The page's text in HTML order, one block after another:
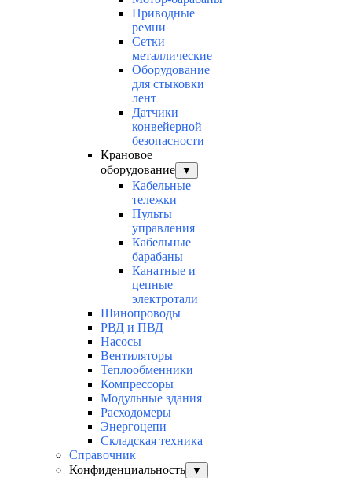
Приводные
ремни
Сетки
металлические
Оборудование
для стыковки
лент
Датчики
конвейерной
безопасности
Крановое
оборудование
▼
Кабельные
тележки
Пульты
управления
Кабельные
барабаны
Канатные и
цепные
электротали
Шинопроводы
РВД и ПВД
Насосы
Вентиляторы
Теплообменники
Компрессоры
Модульные здания
Расходомеры
Энергоцепи
Складская техника
Справочник
Конфиденциальность
▼